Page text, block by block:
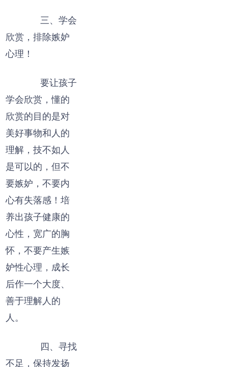
三、学会
欣赏，排除嫉妒
心理！
要让孩子
学会欣赏，懂的
欣赏的目的是对
美好事物和人的
理解，技不如人
是可以的，但不
要嫉妒，不要内
心有失落感！培
养出孩子健康的
心性，宽广的胸
怀，不要产生嫉
妒性心理，成长
后作一个大度、
善于理解人的
人。
四、寻找
不足，保持发扬